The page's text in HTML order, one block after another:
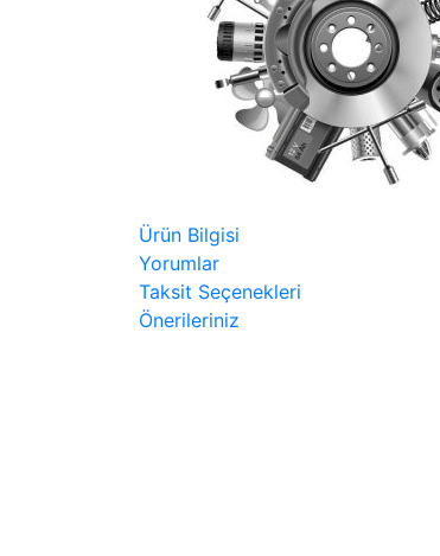
Ürün Bilgisi
Yorumlar
Taksit Seçenekleri
Önerileriniz